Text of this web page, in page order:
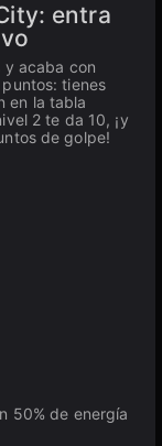
entra
y acaba con
tienes
en la tabla
2 te da 10, ¡y
de golpe!
50% de energía